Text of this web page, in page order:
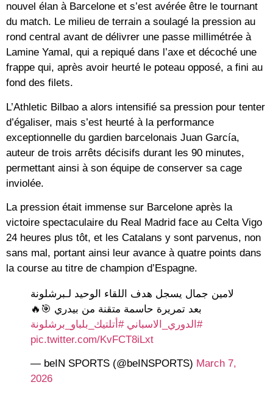
nouvel élan à Barcelone et s’est avérée être le tournant
du match. Le milieu de terrain a soulagé la pression au
rond central avant de délivrer une passe millimétrée à
Lamine Yamal, qui a repiqué dans l’axe et décoché une
frappe qui, après avoir heurté le poteau opposé, a fini au
fond des filets.
L’Athletic Bilbao a alors intensifié sa pression pour tenter
d’égaliser, mais s’est heurté à la performance
exceptionnelle du gardien barcelonais Juan García,
auteur de trois arrêts décisifs durant les 90 minutes,
permettant ainsi à son équipe de conserver sa cage
inviolée.
La pression était immense sur Barcelone après la
victoire spectaculaire du Real Madrid face au Celta Vigo
24 heures plus tôt, et les Catalans y sont parvenus, non
sans mal, portant ainsi leur avance à quatre points dans
la course au titre de champion d’Espagne.
لامين جمال يسجل هدف اللقاء الوحيد لـبرشلونة
بعد تمريرة حاسمة متقنة من بيدري 🎯🔥
#الدوري_الاسباني #أتلتيك_بلباو_برشلونة
pic.twitter.com/KvFCT8iLxt
— beIN SPORTS (@beINSPORTS) March 7,
2026